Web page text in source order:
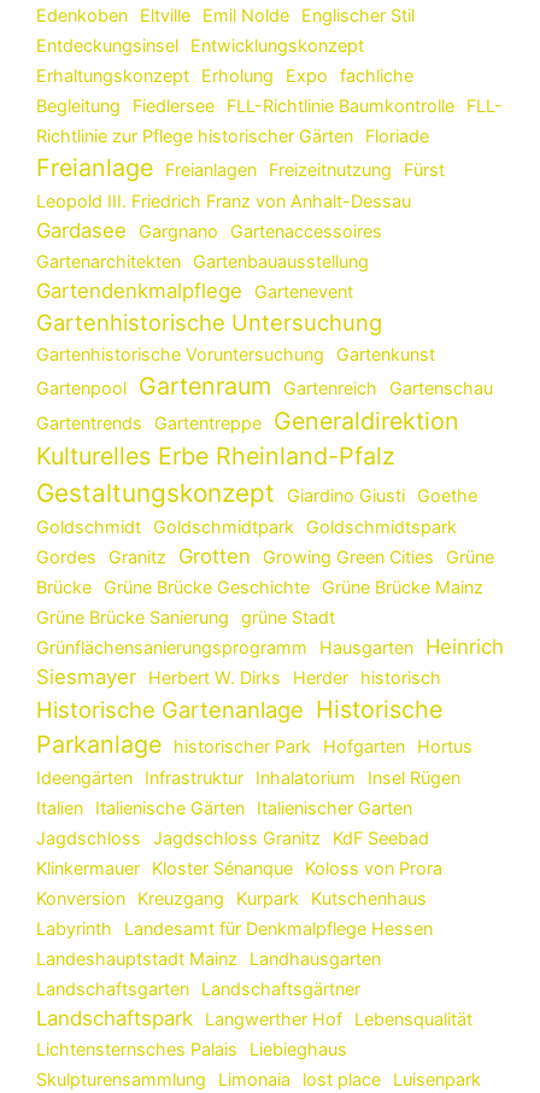
Edenkoben Eltville Emil Nolde
Englischer Stil
Entdeckungsinsel
Entwicklungskonzept
Erhaltungskonzept
Erholung Expo
fachliche
Begleitung
Fiedlersee FLL-Richtlinie Baumkontrolle
FLL-
Richtlinie zur Pflege historischer Gärten
Floriade
Freianlage Freianlagen Freizeitnutzung
Fürst
Leopold III. Friedrich Franz von Anhalt-Dessau
Gardasee Gargnano
Gartenaccessoires
Gartenarchitekten Gartenbauausstellung
Gartendenkmalpflege Gartenevent
Gartenhistorische Untersuchung
Gartenhistorische Voruntersuchung
Gartenkunst
Gartenpool
Gartenraum Gartenreich
Gartenschau
Gartentrends
Gartentreppe
Generaldirektion
Kulturelles Erbe Rheinland-Pfalz
Gestaltungskonzept Giardino Giusti Goethe
Goldschmidt Goldschmidtpark
Goldschmidtspark
Gordes
Granitz Grotten Growing Green Cities
Grüne
Brücke Grüne Brücke Geschichte Grüne Brücke Mainz
Grüne Brücke Sanierung
grüne Stadt
Grünflächensanierungsprogramm
Hausgarten
Heinrich
Siesmayer
Herbert W. Dirks Herder historisch
Historische Gartenanlage Historische
Parkanlage
historischer Park Hofgarten
Hortus
Ideengärten
Infrastruktur Inhalatorium
Insel Rügen
Italien
Italienische Gärten
Italienischer Garten
Jagdschloss
Jagdschloss Granitz
KdF Seebad
Klinkermauer
Kloster Sénanque
Koloss von Prora
Konversion
Kreuzgang Kurpark
Kutschenhaus
Labyrinth
Landesamt für Denkmalpflege Hessen
Landeshauptstadt Mainz
Landhausgarten
Landschaftsgarten
Landschaftsgärtner
Landschaftspark Langwerther Hof
Lebensqualität
Lichtensternsches Palais
Liebieghaus
Skulpturensammlung
Limonaia lost place
Luisenpark